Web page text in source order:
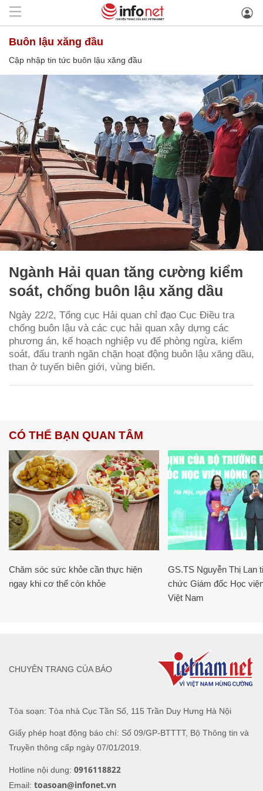
buôn lậu xăng đầu
Cập nhập tin tức buôn lậu xăng đầu
Ngành Hải quan tăng cường kiểm
soát, chống buôn lậu xăng dầu
Ngày 22/2, Tổng cục Hải quan chỉ đạo Cục Điều tra
chống buôn lậu và các cục hải quan xây dựng các
phương án, kế hoạch nghiệp vụ để phòng ngừa, kiểm
soát, đấu tranh ngăn chặn hoạt động buôn lậu xăng dầu,
than ở tuyến biên giới, vùng biển.
CÓ THỂ BẠN QUAN TÂM
Chăm sóc sức khỏe cần thực hiện
ngay khi cơ thể còn khỏe
GS.TS Nguyễn Thị Lan
chức Giám đốc Học
Việt Nam
Tòa soạn: Tòa nhà Cục Tần Số, 115 Trần Duy Hưng Hà Nội
Giấy phép hoạt động báo chí: Số 09/GP-BTTTT, Bộ Thông tin và
Truyền thông cấp ngày 07/01/2019.
Hotline nội dung: 0916118822
Email: toasoan@infonet.vn
CHUYÊN TRANG CỦA BÁO